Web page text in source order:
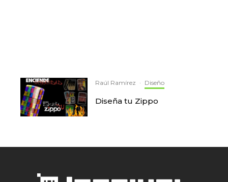
Raúl Ramírez · Diseño
Diseña tu Zippo